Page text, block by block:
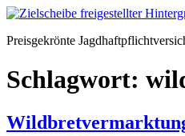
Zum
springen
Preisgekrönte
Schlagwort: